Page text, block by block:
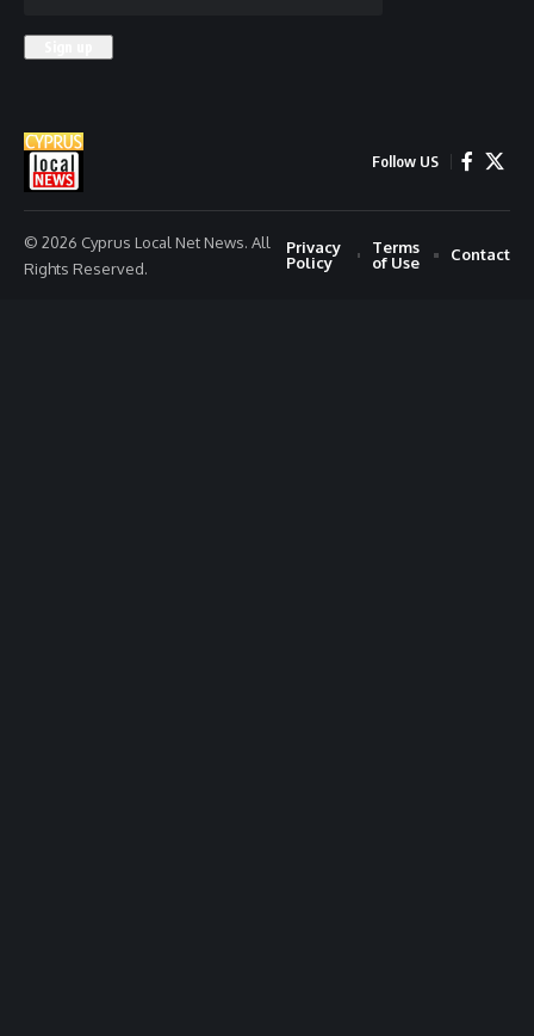
Follow US
© 2026 Cyprus Local Net News. All
Rights Reserved.
Privacy
Policy
Terms
of Use
Contact